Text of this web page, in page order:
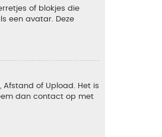
of blokjes die
een avatar. Deze
Afstand of Upload. Het is
dan contact op met